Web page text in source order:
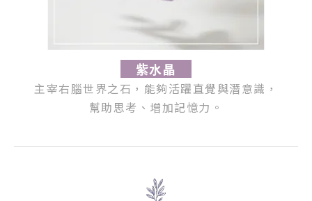
紫水晶
主宰右腦世界之石，能夠活躍直覺與潛意識，
幫助思考、增加記憶力。